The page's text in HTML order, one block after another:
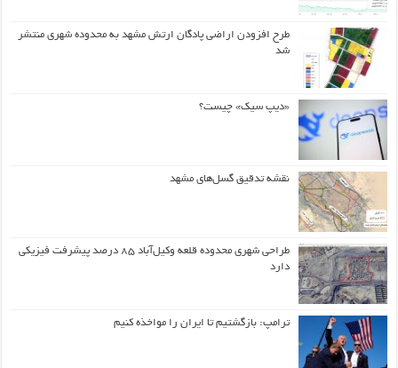
طرح افزودن اراضی پادگان ارتش مشهد به محدوده شهری منتشر
شد
«دیپ سیک» چیست؟
نقشه تدقیق گسل‌های مشهد
طراحی شهری محدوده قلعه وکیل‌آباد ۸۵ درصد پیشرفت فیزیکی
دارد
ترامپ: بازگشتیم تا ایران را مواخذه کنیم